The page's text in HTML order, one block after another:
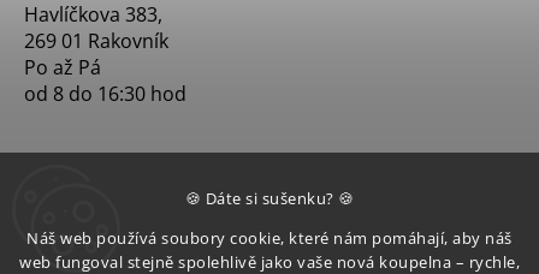
🍪 Dáte si sušenku? 🍪
Náš web používá soubory cookie, které nám pomáhají, aby náš
web fungoval stejně spolehlivě jako vaše nová koupelna – rychle,
Havlíčkova 383,
269 01 Rakovník
Po až Pá
od 8 do 16:30 hod